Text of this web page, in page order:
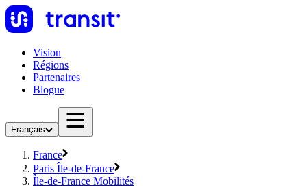
Vision
Régions
Partenaires
Blogue
Français
France
Paris Île-de-France
Île-de-France Mobilités